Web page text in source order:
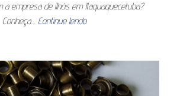
a empresa de ilhós em Itaquaquecetuba?
Conheça… Continue lendo